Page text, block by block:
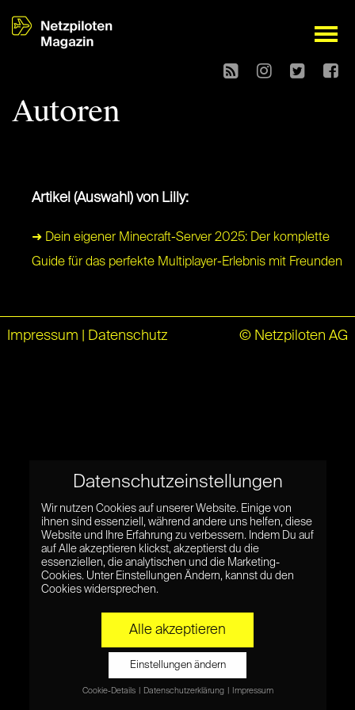
open
Autoren
Artikel (Auswahl) von Lilly:
➜ Dein eigener Minecraft-Server 2025: Der komplette
Guide für das perfekte Multiplayer-Erlebnis mit Freunden
Impressum Datenschutz © Netzpiloten AG
Datenschutzeinstellungen
Wir nutzen Cookies auf unserer Website. Einige von
ihnen sind essenziell, während andere uns helfen, diese
Website und Ihre Erfahrung zu verbessern. Indem Du auf
auf Alle akzeptieren klickst, akzeptierst du die
essenziellen, die analytischen und die Marketing-
Cookies. Unter Einstellungen Ändern, kannst du den
Cookies widersprechen.
Alle akzeptieren
Einstellungen ändern
Cookie-Details Datenschutzerklärung Impressum